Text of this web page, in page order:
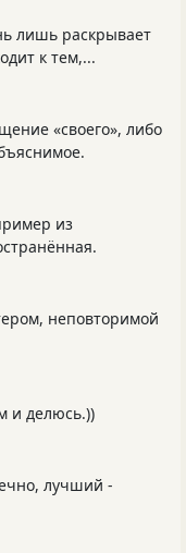
лишь раскрывает
к тем,...
«своего», либо
из
неповторимой
и делюсь.))
лучший -